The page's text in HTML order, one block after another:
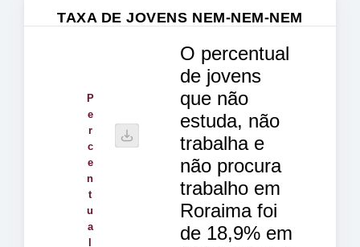
TAXA DE JOVENS NEM-NEM-NEM
P
e
r
c
e
n
t
u
a
O percentual
de jovens
que não
estuda, não
trabalha e
não procura
trabalho em
Roraima foi
de 18,9% em